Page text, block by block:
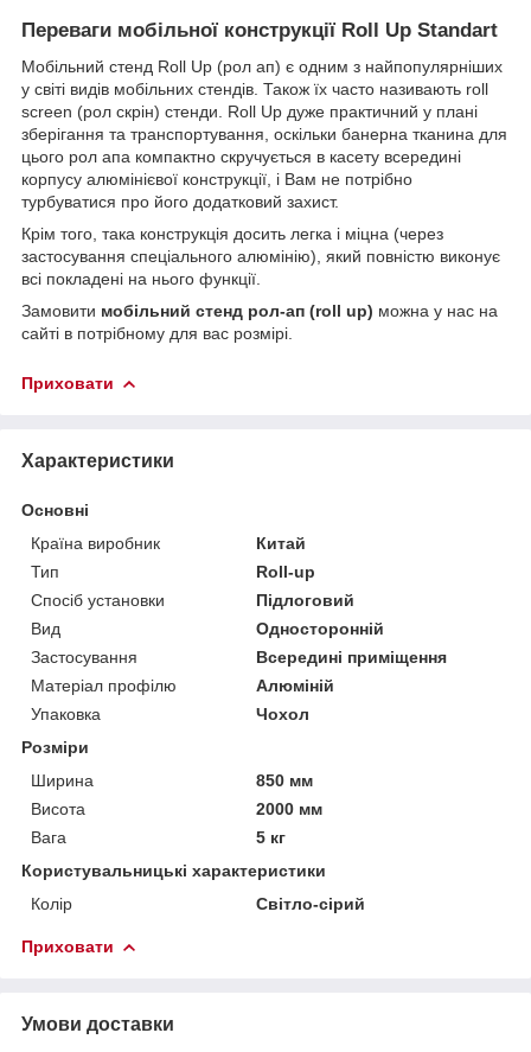
Переваги мобільної конструкції Roll Up Standart
Мобільний стенд Roll Up (рол ап) є одним з найпопулярніших
у світі видів мобільних стендів. Також їх часто називають roll
screen (рол скрін) стенди. Roll Up дуже практичний у плані
зберігання та транспортування, оскільки банерна тканина для
цього рол апа компактно скручується в касету всередині
корпусу алюмінієвої конструкції, і Вам не потрібно
турбуватися про його додатковий захист.
Крім того, така конструкція досить легка і міцна (через
застосування спеціального алюмінію), який повністю виконує
всі покладені на нього функції.
Замовити мобільний стенд рол-ап (roll up) можна у нас на
сайті в потрібному для вас розмірі.
Приховати
Характеристики
Основні
Країна виробник
Китай
Тип
Roll-up
Спосіб установки
Підлоговий
Вид
Односторонній
Застосування
Всередині приміщення
Матеріал профілю
Алюміній
Упаковка
Чохол
Розміри
Ширина
850 мм
Висота
2000 мм
Вага
5 кг
Користувальницькі характеристики
Колір
Світло-сірий
Приховати
Умови доставки